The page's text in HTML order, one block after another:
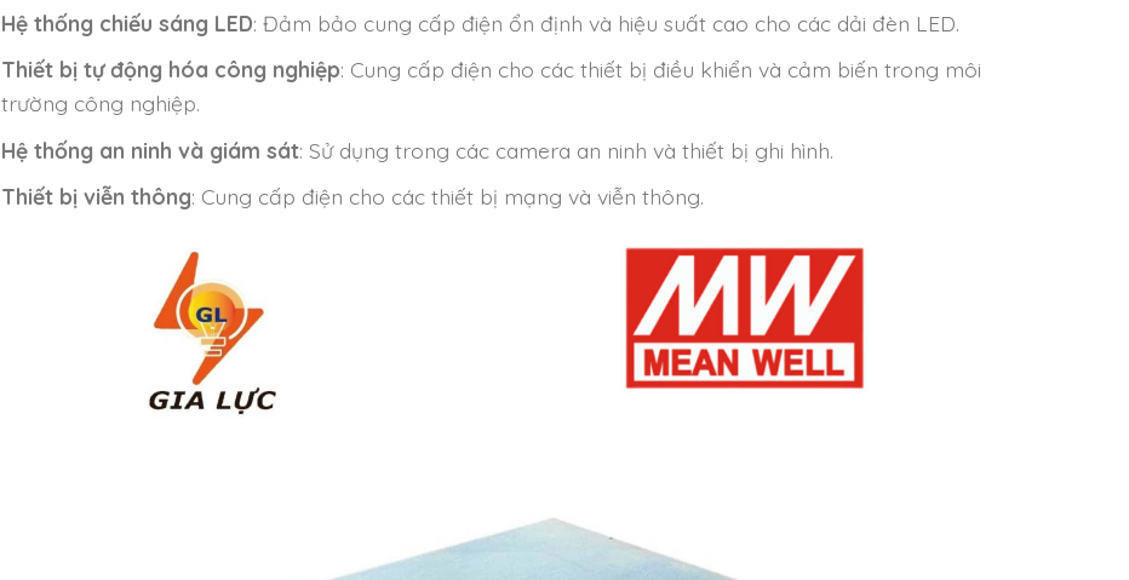
Hệ thống chiếu sáng LED: Đảm bảo cung cấp điện ổn định và hiệu suất cao cho các dải đèn LED.
Thiết bị tự động hóa công nghiệp: Cung cấp điện cho các thiết bị điều khiển và cảm biến trong môi
trường công nghiệp.
Hệ thống an ninh và giám sát: Sử dụng trong các camera an ninh và thiết bị ghi hình.
Thiết bị viễn thông: Cung cấp điện cho các thiết bị mạng và viễn thông.